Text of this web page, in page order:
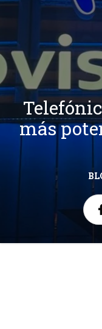
más